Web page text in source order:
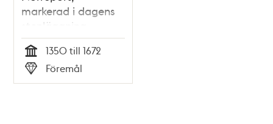
markerad i dagens
stenläggning
Tid
1350 till 1672
Typ
Föremål